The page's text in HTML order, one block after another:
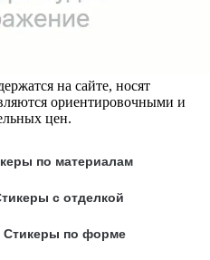
на сайте, носят
ориентировочными и
цен.
по материалам
с отделкой
Стикеры по форме